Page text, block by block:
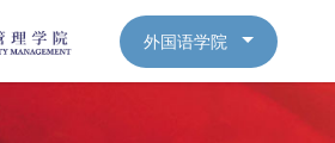
外国语学院